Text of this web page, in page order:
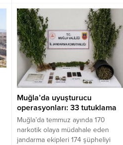
cezasına çarptırıldı.
Muğla’da uyuşturucu
operasyonları: 33 tutuklama
Muğla’da temmuz ayında 170
narkotik olaya müdahale eden
jandarma ekipleri 174 şüpheliyi